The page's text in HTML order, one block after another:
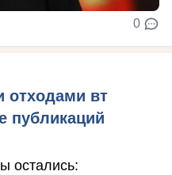
0
отходами вт
публикаций
остались: